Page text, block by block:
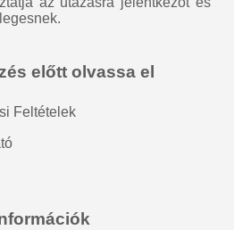
előtt olvassa el
Feltételek